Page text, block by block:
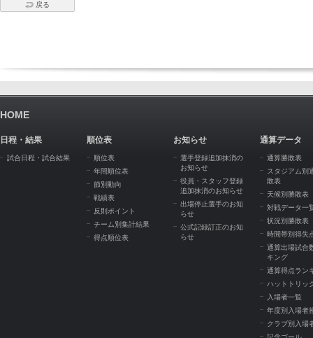
戻る
HOME
日程・結果
試合日程・試合結果
順位表
順位表
年間順位表
節別動向
戦績表
反則ポイント
チーム別集計結果
得点順位表
お知らせ
選手登録追加抹消の
お知らせ
役員・スタッフ登録
追加抹消のお知らせ
出場停止選手のお知
らせ
公式記録訂正のお知
らせ
通算データ
通算勝敗表
スタジアム別
敗表
天候別勝敗表
対戦データ一
状況別勝敗表
時間帯別得失
通算出場試合
キング
通算得点ラン
ハットトリッ
入場者一覧
年度別入場者
クラブ別入場